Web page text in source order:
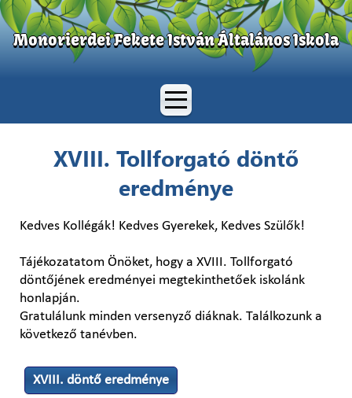
Monorierdei Fekete István Általános Iskola
XVIII. Tollforgató döntő
eredménye
Kedves Kollégák! Kedves Gyerekek, Kedves Szülők!
Tájékozatatom Önöket, hogy a XVIII. Tollforgató
döntőjének eredményei megtekinthetőek iskolánk
honlapján.
Gratulálunk minden versenyző diáknak. Találkozunk a
következő tanévben.
XVIII. döntő eredménye